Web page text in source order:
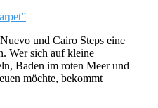
und Cairo Steps eine
Wer sich auf kleine
Baden im roten Meer und
möchte, bekommt